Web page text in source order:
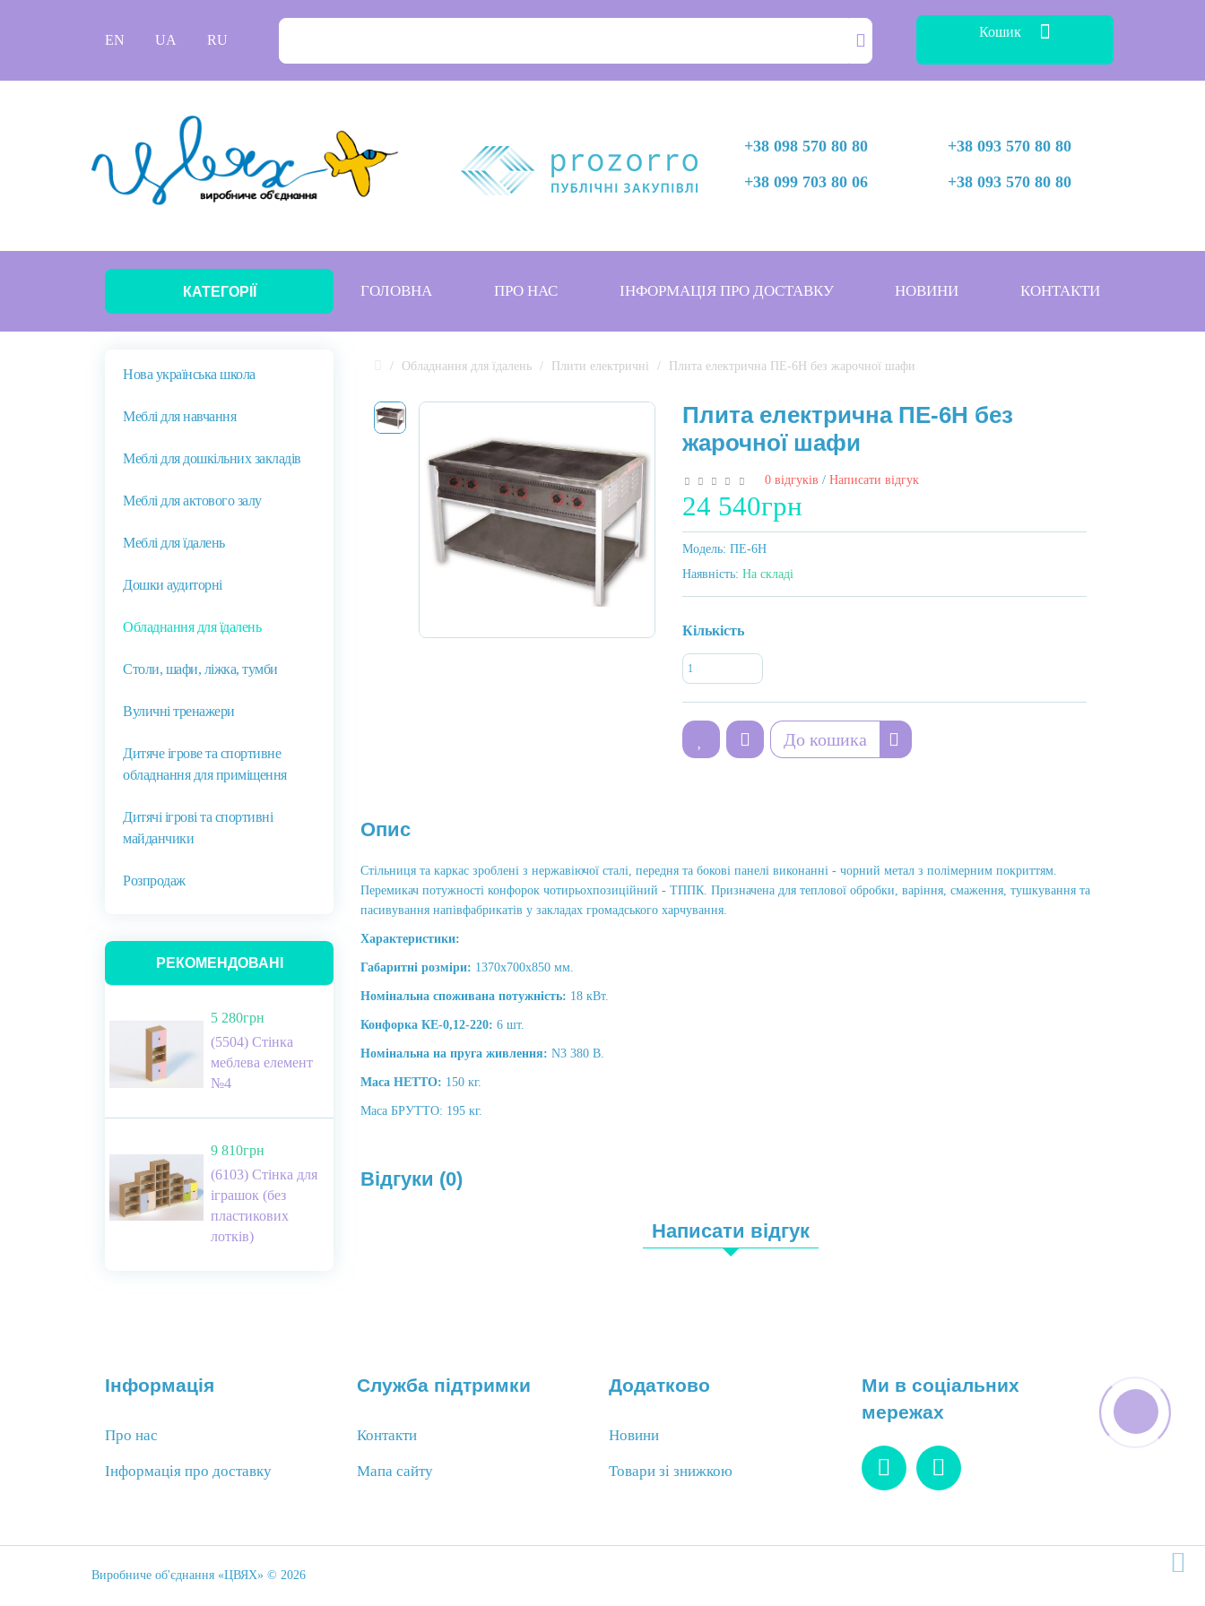
EN UA RU
Кошик
+38 098 570 80 80
+38 099 703 80 06
+38 093 570 80 80
+38 093 570 80 80
ГОЛОВНА ПРО НАС ІНФОРМАЦІЯ ПРО ДОСТАВКУ НОВИНИ КОНТАКТИ
КАТЕГОРІЇ
Нова українська школа
Меблі для навчання
Меблі для дошкільних закладів
Меблі для актового залу
Меблі для їдалень
Дошки аудиторні
Обладнання для їдалень
Столи, шафи, ліжка, тумби
Вуличні тренажери
Дитяче ігрове та спортивне
обладнання для приміщення
Дитячі ігрові та спортивні
майданчики
Розпродаж
РЕКОМЕНДОВАНІ
5 280грн
(5504) Стінка
меблева елемент
№4
9 810грн
(6103) Стінка для
іграшок (без
пластикових
лотків)
Обладнання для їдалень Плити електричні Плита електрична ПЕ-6Н без жарочної шафи
Плита електрична ПЕ-6Н без
жарочної шафи
0 відгуків / Написати відгук
24 540грн
Модель: ПЕ-6Н
Наявність: На складі
Кількість
До кошика
Опис
Стільниця та каркас зроблені з нержавіючої сталі, передня та бокові панелі виконанні - чорний метал з полімерним покриттям.
Перемикач потужності конфорок чотирьохпозиційний - ТППК. Призначена для теплової обробки, варіння, смаження, тушкування та
пасивування напівфабрикатів у закладах громадського харчування.
Характеристики:
Габаритні розміри: 1370х700х850 мм.
Номінальна споживана потужність: 18 кВт.
Конфорка КЕ-0,12-220: 6 шт.
Номінальна на пруга живлення: N3 380 В.
Маса НЕТТО: 150 кг.
Маса БРУТТО: 195 кг.
Відгуки (0)
Написати відгук
Інформація
Про нас
Інформація про доставку
Служба підтримки
Контакти
Мапа сайту
Додатково
Новини
Товари зі знижкою
Ми в соціальних
мережах
Виробниче об'єднання «ЦВЯХ» © 2026